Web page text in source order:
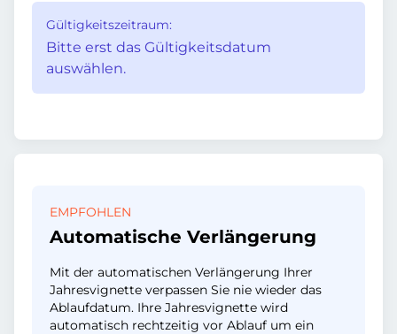
Gültigkeitszeitraum:
Bitte erst das Gültigkeitsdatum
auswählen.
EMPFOHLEN
Automatische Verlängerung
Mit der automatischen Verlängerung Ihrer
Jahresvignette verpassen Sie nie wieder das
Ablaufdatum. Ihre Jahresvignette wird
automatisch rechtzeitig vor Ablauf um ein